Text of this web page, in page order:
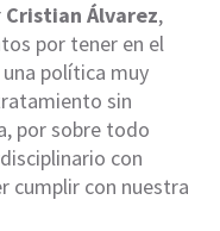
Cristian Álvarez,
por tener en el
política muy
sin
por sobre todo
con
cumplir con nuestra